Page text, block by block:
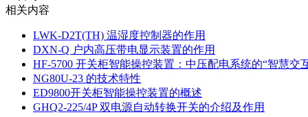
相关内容
LWK‑D2T(TH) 温湿度控制器的作用
DXN‑Q 户内高压带电显示装置的作用
HF-5700 开关柜智能操控装置：中压配电系统的“智慧交
NG80U-23 的技术特性
ED9800开关柜智能操控装置的概述
GHQ2-225/4P 双电源自动转换开关的介绍及作用